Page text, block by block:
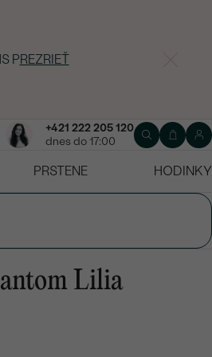
PREZRIEŤ
+421 222 205 120
dnes do 17:00
PRSTENE HODINKY
Lilia